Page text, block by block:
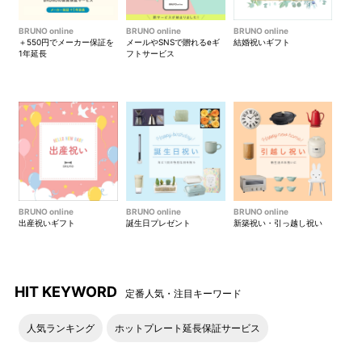
BRUNO online
＋550円でメーカー保証を
1年延長
BRUNO online
メールやSNSで贈れるeギ
フトサービス
BRUNO online
結婚祝いギフト
BRUNO online
出産祝いギフト
BRUNO online
誕生日プレゼント
BRUNO online
新築祝い・引っ越し祝い
HIT KEYWORD 定番人気・注目キーワード
人気ランキング ホットプレート延長保証サービス